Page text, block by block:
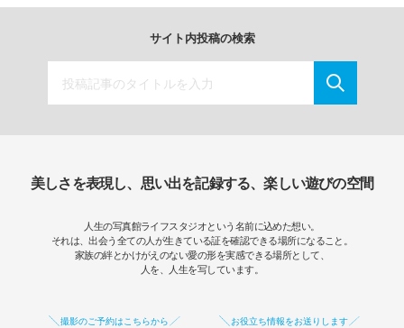
サイト内投稿の検索
美しさを表現し、思い出を記録する、楽しい遊びの空間
人生の写真館ライフスタジオという名前に込めた想い。
それは、出会う全ての人が生きている証を確認できる場所になること。
家族の絆とかけがえのない愛の形を実感できる場所として、
人を、人生を写しています。
撮影のご予約はこちらから お役立ち情報をお送りします